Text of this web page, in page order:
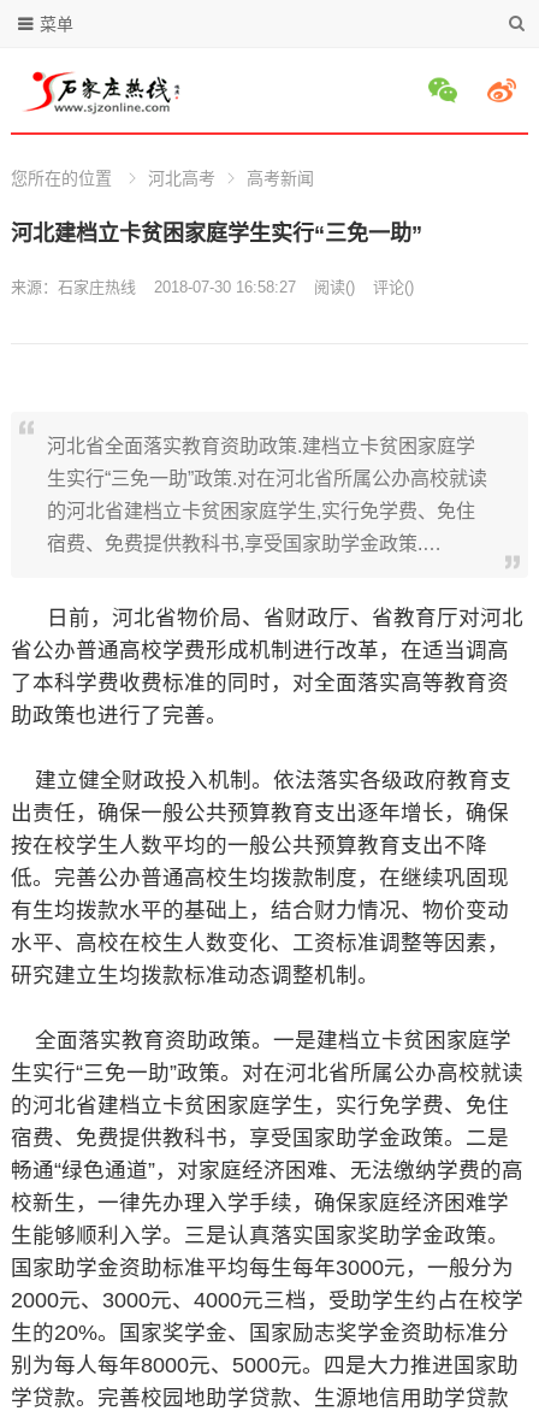
菜单
您所在的位置 河北高考 高考新闻
河北建档立卡贫困家庭学生实行“三免一助”
来源： 石家庄热线 2018-07-30 16:58:27 阅读() 评论()
河北省全面落实教育资助政策.建档立卡贫困家庭学
生实行“三免一助”政策.对在河北省所属公办高校就读
的河北省建档立卡贫困家庭学生,实行免学费、免住
宿费、免费提供教科书,享受国家助学金政策.…
日前，河北省物价局、省财政厅、省教育厅对河北
省公办普通高校学费形成机制进行改革，在适当调高
了本科学费收费标准的同时，对全面落实高等教育资
助政策也进行了完善。
建立健全财政投入机制。依法落实各级政府教育支
出责任，确保一般公共预算教育支出逐年增长，确保
按在校学生人数平均的一般公共预算教育支出不降
低。完善公办普通高校生均拨款制度，在继续巩固现
有生均拨款水平的基础上，结合财力情况、物价变动
水平、高校在校生人数变化、工资标准调整等因素，
研究建立生均拨款标准动态调整机制。
全面落实教育资助政策。一是建档立卡贫困家庭学
生实行“三免一助”政策。对在河北省所属公办高校就读
的河北省建档立卡贫困家庭学生，实行免学费、免住
宿费、免费提供教科书，享受国家助学金政策。二是
畅通“绿色通道”，对家庭经济困难、无法缴纳学费的高
校新生，一律先办理入学手续，确保家庭经济困难学
生能够顺利入学。三是认真落实国家奖助学金政策。
国家助学金资助标准平均每生每年3000元，一般分为
2000元、3000元、4000元三档，受助学生约占在校学
生的20%。国家奖学金、国家励志奖学金资助标准分
别为每人每年8000元、5000元。四是大力推进国家助
学贷款。完善校园地助学贷款、生源地信用助学贷款